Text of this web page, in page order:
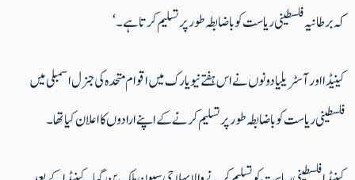
کہ برطانیہ فلسطینی ریاست کو باضابطہ طور پر تسلیم کرتا ہے۔‘
کینیڈا اور آسٹریلیا دونوں نے اس ہفتے نیویارک میں اقوام متحدہ کی جنرل اسمبلی میں
فلسطینی ریاست کو باضابطہ طور پر تسلیم کرنے کے اپنے ارادوں کا اعلان کیا تھا۔